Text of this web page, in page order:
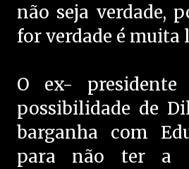
não seja verdade,
for verdade é muita
O ex- presidente
possibilidade de
barganha com
para não ter a